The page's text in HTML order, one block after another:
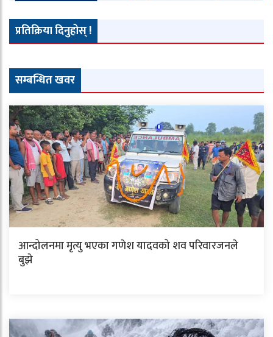
प्रतिक्रिया दिनुहोस् !
सम्बन्धित खवर
आन्दोलनमा मृत्यु भएका गणेश यादवको शव परिवारजनले
बुझे